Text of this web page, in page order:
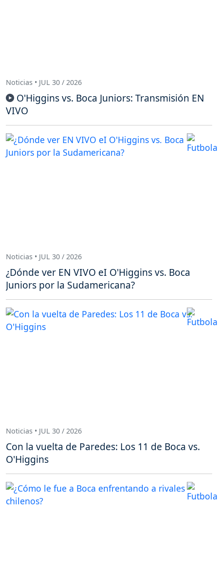
Noticias • JUL 30 / 2026
O'Higgins vs. Boca Juniors: Transmisión EN
VIVO
Noticias • JUL 30 / 2026
¿Dónde ver EN VIVO eI O'Higgins vs. Boca
Juniors por la Sudamericana?
Noticias • JUL 30 / 2026
Con la vuelta de Paredes: Los 11 de Boca vs.
O'Higgins